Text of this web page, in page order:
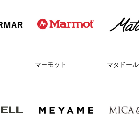
マーモット マタドール